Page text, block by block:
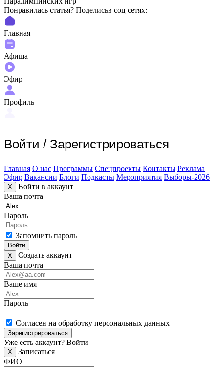
Понравилась статья? Поделиcьв соц сетях:
Главная
Афиша
Эфир
Профиль
Войти / Зарегистрироваться
Главная О нас Программы Спецпроекты Контакты Реклама
Эфир Вакансии Блоги Подкасты Мероприятия Выборы-2026
X
Войти в аккаунт
Ваша почта
Пароль
Запомнить пароль
Войти
X
Создать аккаунт
Ваша почта
Ваше имя
Пароль
Согласен на обработку персональных данных
Зарегистрироваться
Уже есть аккаунт? Войти
X
Записаться
ФИО